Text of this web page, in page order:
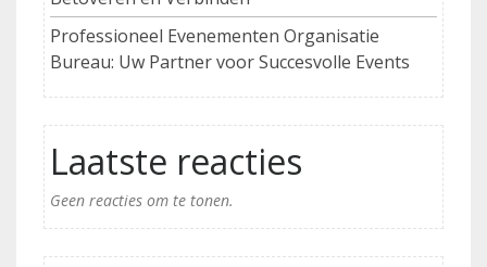
Professioneel Evenementen Organisatie
Bureau: Uw Partner voor Succesvolle Events
Laatste reacties
Geen reacties om te tonen.